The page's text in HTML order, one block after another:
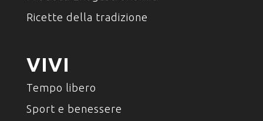
Ricette della tradizione
VIVI
Tempo libero
Sport e benessere